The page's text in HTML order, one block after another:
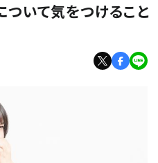
ついて気をつけること